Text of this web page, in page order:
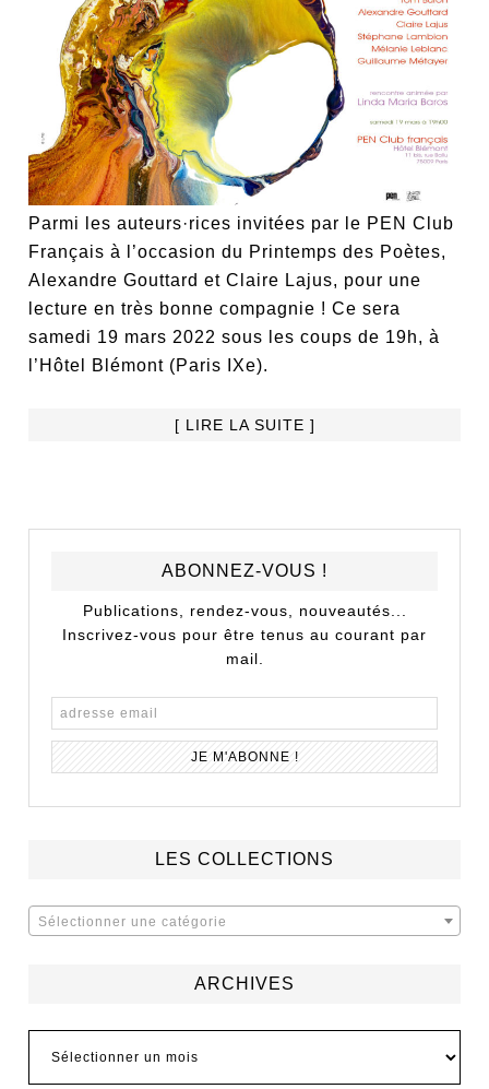
Parmi les auteurs·rices invitées par le PEN Club
Français à l’occasion du Printemps des Poètes,
Alexandre Gouttard et Claire Lajus, pour une
lecture en très bonne compagnie ! Ce sera
samedi 19 mars 2022 sous les coups de 19h, à
l’Hôtel Blémont (Paris IXe).
[ LIRE LA SUITE ]
ABONNEZ-VOUS !
Publications, rendez-vous, nouveautés...
Inscrivez-vous pour être tenus au courant par
mail.
LES COLLECTIONS
Sélectionner une catégorie
ARCHIVES